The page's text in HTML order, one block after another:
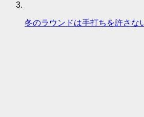
冬のラウンドは手打ちを許さな